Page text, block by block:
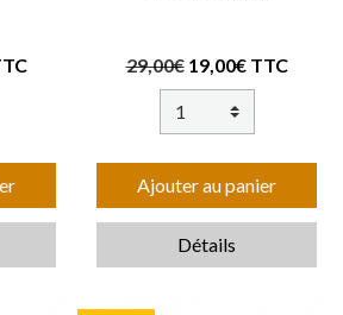
29,00€ 19,00€ TTC
Ajouter au panier
Détails